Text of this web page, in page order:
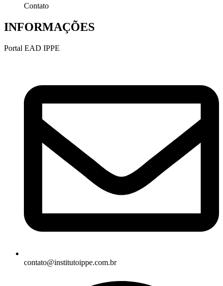
Contato
INFORMAÇÕES
Portal EAD IPPE
contato@institutoippe.com.br